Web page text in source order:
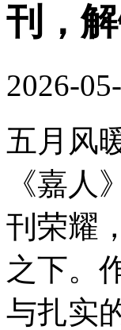
刊，
2026-
五月风
《嘉
刊荣耀
之下。
与扎实